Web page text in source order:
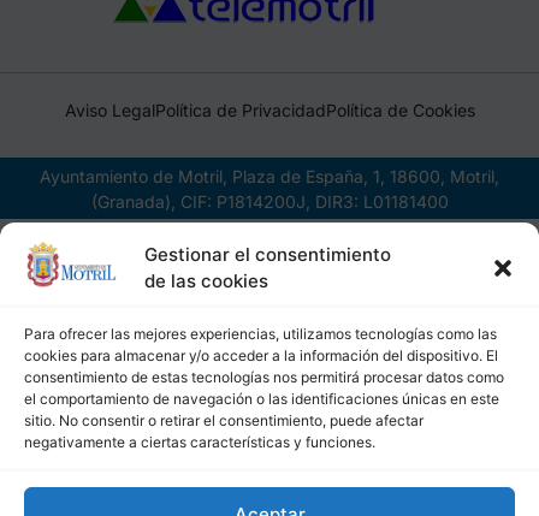
Gestionar el consentimiento
de las cookies
Para ofrecer las mejores experiencias, utilizamos tecnologías como las
cookies para almacenar y/o acceder a la información del dispositivo. El
consentimiento de estas tecnologías nos permitirá procesar datos como
el comportamiento de navegación o las identificaciones únicas en este
sitio. No consentir o retirar el consentimiento, puede afectar
negativamente a ciertas características y funciones.
Aviso LegalPolítica de PrivacidadPolítica de Cookies
Ayuntamiento de Motril, Plaza de España, 1, 18600, Motril,
(Granada), CIF: P1814200J, DIR3: L01181400